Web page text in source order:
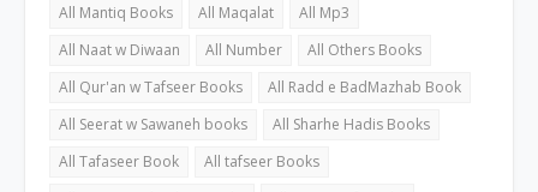
All Mantiq Books
All Maqalat
All Mp3
All Naat w Diwaan
All Number
All Others Books
All Qur'an w Tafseer Books
All Radd e BadMazhab Book
All Seerat w Sawaneh books
All Sharhe Hadis Books
All Tafaseer Book
All tafseer Books